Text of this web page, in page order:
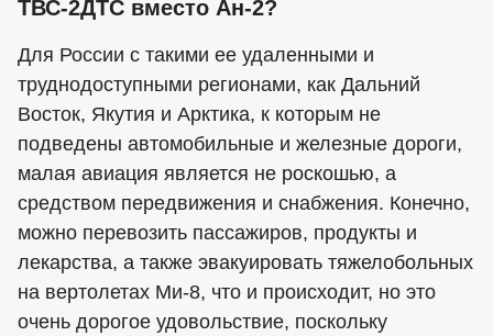
ТВС-2ДТС вместо Ан-2?
Для России с такими ее удаленными и
труднодоступными регионами, как Дальний
Восток, Якутия и Арктика, к которым не
подведены автомобильные и железные дороги,
малая авиация является не роскошью, а
средством передвижения и снабжения. Конечно,
можно перевозить пассажиров, продукты и
лекарства, а также эвакуировать тяжелобольных
на вертолетах Ми-8, что и происходит, но это
очень дорогое удовольствие, поскольку